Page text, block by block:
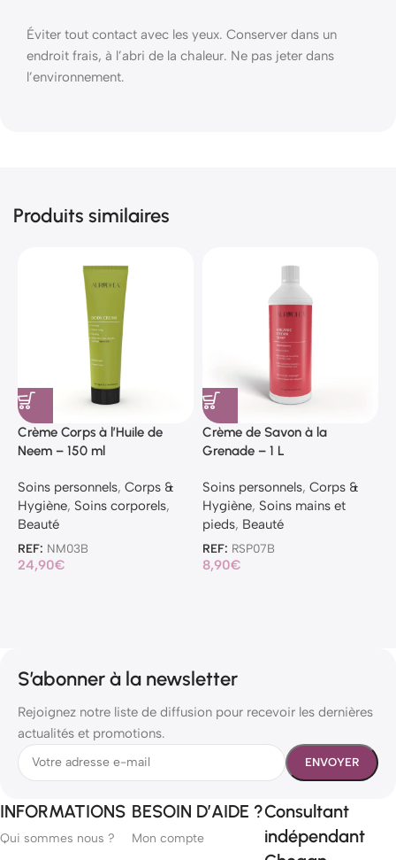
Éviter tout contact avec les yeux. Conserver dans un
endroit frais, à l’abri de la chaleur. Ne pas jeter dans
l’environnement.
Produits similaires
Crème Corps à l’Huile de
Neem – 150 ml
Soins personnels, Corps &
Hygiène, Soins corporels,
Beauté
REF: NM03B
24,90€
Crème de Savon à la
Grenade – 1 L
Soins personnels, Corps &
Hygiène, Soins mains et
pieds, Beauté
REF: RSP07B
8,90€
S’abonner à la newsletter
Rejoignez notre liste de diffusion pour recevoir les dernières
actualités et promotions.
INFORMATIONS
Qui sommes nous ?
BESOIN D’AIDE ?
Mon compte
Consultant
indépendant